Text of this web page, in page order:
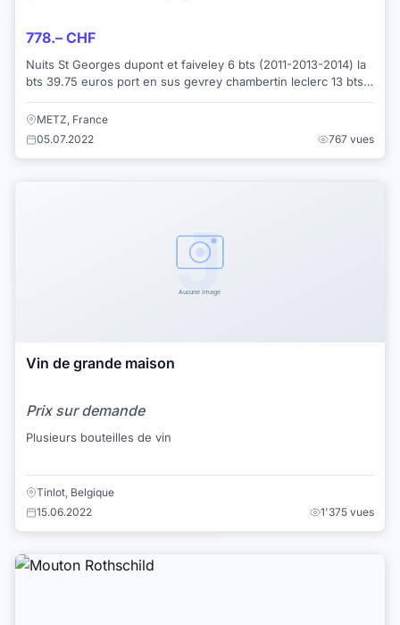
778.– CHF
Nuits St Georges dupont et faiveley 6 bts (2011-2013-2014) la
bts 39.75 euros port en sus gevrey chambertin leclerc 13 bts
METZ, France
05.07.2022
767 vues
Vin de grande maison
Prix sur demande
Plusieurs bouteilles de vin
Tinlot, Belgique
15.06.2022
1'375 vues